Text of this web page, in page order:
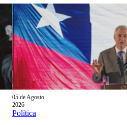
05 de Agosto
2026
Política